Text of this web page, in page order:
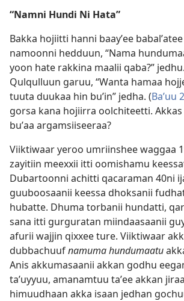
“Namni Hundi Ni Hata”
Bakka hojiitti hanni baayʼee
namoonni hedduun, “Nama
yoon hate rakkina maalii qaba?”
Qulqulluun garuu, “Wanta hamaa
tuuta duukaa hin buʼin” jedha. (Baʼuu
gorsa kana hojiirra oolchiteetti.
buʼaa argamsiiseeraa?
Viiktiwaar yeroo umriinshee waggaa
zayitiin meexxii itti oomishamu
Dubartoonni achitti qacaraman 40⁠ni
guuboosaanii keessa dhoksanii
hubatte. Dhuma torbanii hundatti,
sana itti gurguratan miindaasaanii
afurii wajjin qixxee ture. Viiktiwaar
dubbachuufnamuma hundumaatu
Anis akkumasaanii akkan godhu
taʼuyyuu, amanamtuu taʼee akkan
himuudhaan akka isaan jedhan